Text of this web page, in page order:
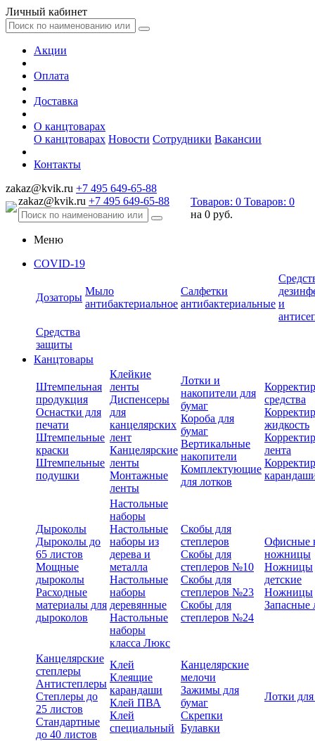
Личный кабинет
Акции
Оплата
Доставка
О канцтоварах
О канцтоварах Новости Сотрудники Вакансии
Контакты
zakaz@kvik.ru +7 495 649-65-88
zakaz@kvik.ru +7 495 649-65-88 Товаров: 0 Товаров: 0
на 0 руб.
Меню
COVID-19
Дозаторы
Мыло
антибактериальное
Салфетки
антибактериальные и
Средства
защиты
Канцтовары
Штемпельная
продукция
Оснастки для
печати
Штемпельные
краски
Штемпельные
подушки
Клейкие
ленты
Диспенсеры
для
канцелярских
лент
Канцелярские
ленты
Монтажные
ленты
Лотки и
накопители для
бумаг
Короба для
бумаг
Вертикальные
накопители
Комплектующие
для лотков
средства
жидкость
лента
Дыроколы
Дыроколы до
65 листов
Мощные
дыроколы
Расходные
материалы для
дыроколов
Настольные
наборы
Настольные
наборы из
дерева и
металла
Настольные
наборы
деревянные
Настольные
наборы
класса Люкс
Скобы для
степлеров
Скобы для
степлеров №10
Скобы для
степлеров №23
Скобы для
степлеров №24
Офисные
ножницы
Ножницы
детские
Ножницы
Запасные
Канцелярские
степлеры
Антистеплеры
Степлеры до
25 листов
Стандартные
до 40 листов
Клей
Клеящие
карандаши
Клей ПВА
Клей
специальный
Канцелярские
мелочи
Зажимы для
бумаг
Скрепки
Булавки
Лотки